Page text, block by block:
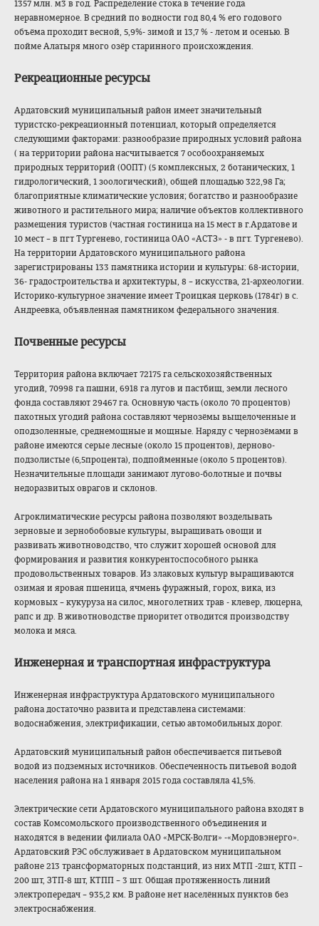
1357 млн. м3 в год. Распределение стока в течение года
неравномерное. В средний по водности год 80,4 % его годового
объёма проходит весной, 5,9%- зимой и 13,7 % - летом и осенью. В
пойме Алатыря много озёр старинного происхождения.
Рекреационные ресурсы
Ардатовский муниципальный район имеет значительный
туристско-рекреационный потенциал, который определяется
следующими факторами: разнообразие природных условий района
( на территории района насчитывается 7 особоохраняемых
природных территорий (ООПТ) (5 комплексных, 2 ботанических, 1
гидрологический, 1 зоологический), общей площадью 322,98 Га;
благоприятные климатические условия; богатство и разнообразие
животного и растительного мира; наличие объектов коллективного
размещения туристов (частная гостиница на 15 мест в г.Ардатове и
10 мест – в пгт Тургенево, гостиница ОАО «АСТЗ» - в пгт. Тургенево).
На территории Ардатовского муниципального района
зарегистрированы 133 памятника истории и культуры: 68-истории,
36- градостроительства и архитектуры, 8 – искусства, 21-археологии.
Историко-культурное значение имеет Троицкая церковь (1784г) в с.
Андреевка, объявленная памятником федерального значения.
Почвенные ресурсы
Территория района включает 72175 га сельскохозяйственных
угодий, 70998 га пашни, 6918 га лугов и пастбищ, земли лесного
фонда составляют 29467 га. Основную часть (около 70 процентов)
пахотных угодий района составляют чернозёмы выщелоченные и
оподзоленные, среднемощные и мощные. Наряду с чернозёмами в
районе имеются серые лесные (около 15 процентов), дерново-
подзолистые (6,5процента), подпойменные (около 5 процентов).
Незначительные площади занимают лугово-болотные и почвы
недоразвитых оврагов и склонов.
Агроклиматические ресурсы района позволяют возделывать
зерновые и зернобобовые культуры, выращивать овощи и
развивать животноводство, что служит хорошей основой для
формирования и развития конкурентоспособного рынка
продовольственных товаров. Из злаковых культур выращиваются
озимая и яровая пшеница, ячмень фуражный, горох, вика, из
кормовых – кукуруза на силос, многолетних трав - клевер, люцерна,
рапс и др. В животноводстве приоритет отводится производству
молока и мяса.
Инженерная и транспортная инфраструктура
Инженерная инфраструктура Ардатовского муниципального
района достаточно развита и представлена системами:
водоснабжения, электрификации, сетью автомобильных дорог.
Ардатовский муниципальный район обеспечивается питьевой
водой из подземных источников. Обеспеченность питьевой водой
населения района на 1 января 2015 года составляла 41,5%.
Электрические сети Ардатовского муниципального района входят в
состав Комсомольского производственного объединения и
находятся в ведении филиала ОАО «МРСК-Волги» -«Мордовэнерго».
Ардатовский РЭС обслуживает в Ардатовском муниципальном
районе 213 трансформаторных подстанций, из них МТП -2шт, КТП –
200 шт, ЗТП-8 шт, КТПП – 3 шт. Общая протяженность линий
электропередач – 935,2 км. В районе нет населённых пунктов без
электроснабжения.